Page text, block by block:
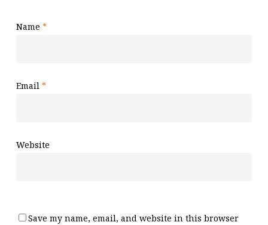
Name *
Email *
Website
Save my name, email, and website in this browser